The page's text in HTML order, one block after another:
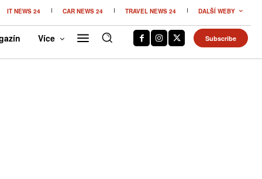
IT NEWS 24 CAR NEWS 24 TRAVEL NEWS 24 DALŠÍ WEBY
Více Subscribe